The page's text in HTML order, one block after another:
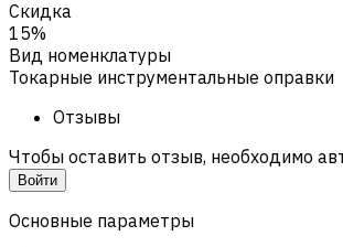
Скидка
15%
Вид номенклатуры
Токарные инструментальные оправки
Отзывы
Чтобы оставить отзыв, необходимо
Войти
Основные параметры